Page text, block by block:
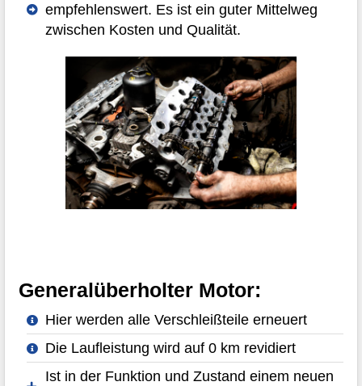
empfehlenswert. Es ist ein guter Mittelweg
zwischen Kosten und Qualität.
Generalüberholter Motor:
Hier werden alle Verschleißteile erneuert
Die Laufleistung wird auf 0 km revidiert
Ist in der Funktion und Zustand einem neuen